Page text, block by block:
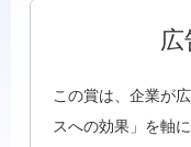
この賞は、企業が
スへの効果」を軸